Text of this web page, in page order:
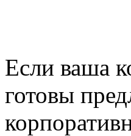
Если ваша
готовы